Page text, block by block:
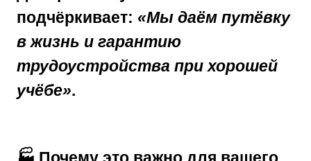
подчёркивает: «Мы даём путёвку
в жизнь и гарантию
трудоустройства при хорошей
учёбе».
🏭 Почему это важно для вашего